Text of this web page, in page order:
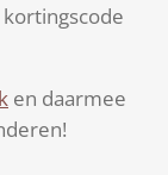
kortingscode
en daarmee